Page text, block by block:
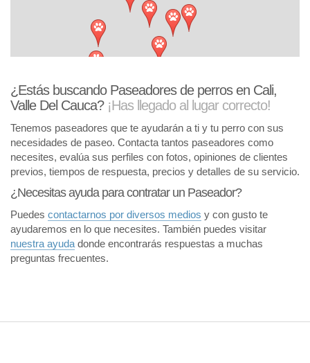
¿Estás buscando Paseadores de perros en Cali,
Valle Del Cauca? ¡Has llegado al lugar correcto!
Tenemos paseadores que te ayudarán a ti y tu perro con sus
necesidades de paseo. Contacta tantos paseadores como
necesites, evalúa sus perfiles con fotos, opiniones de clientes
previos, tiempos de respuesta, precios y detalles de su servicio.
¿Necesitas ayuda para contratar un Paseador?
Puedes contactarnos por diversos medios y con gusto te
ayudaremos en lo que necesites. También puedes visitar
nuestra ayuda donde encontrarás respuestas a muchas
preguntas frecuentes.